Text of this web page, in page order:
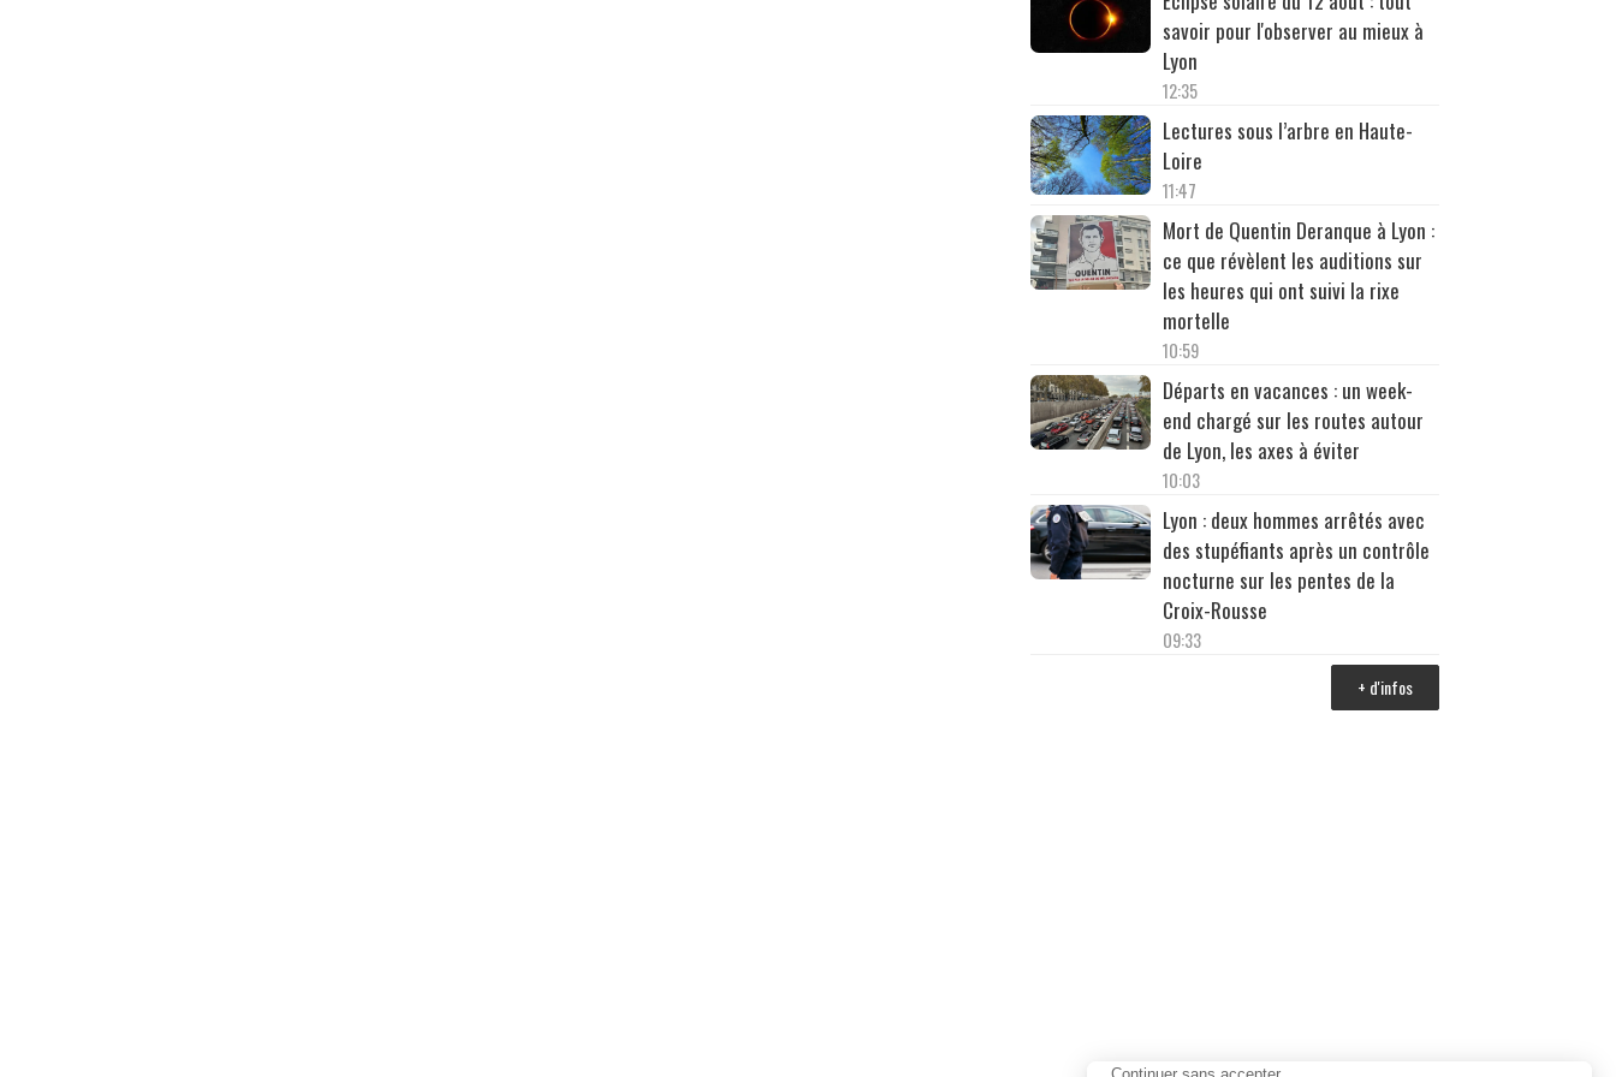
savoir pour l'observer au mieux à
Lyon
12:35
Lectures sous l’arbre en Haute-
Loire
11:47
Mort de Quentin Deranque à Lyon :
ce que révèlent les auditions sur
les heures qui ont suivi la rixe
mortelle
10:59
Départs en vacances : un week-
end chargé sur les routes autour
de Lyon, les axes à éviter
10:03
Lyon : deux hommes arrêtés avec
des stupéfiants après un contrôle
nocturne sur les pentes de la
Croix-Rousse
09:33
+ d'infos